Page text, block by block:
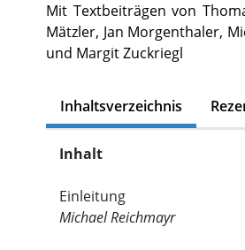
Mit Textbeiträgen von
Mätzler, Jan Morgenthaler,
und Margit Zuckriegl
Inhaltsverzeichnis
Inhalt
Einleitung
Michael Reichmayr